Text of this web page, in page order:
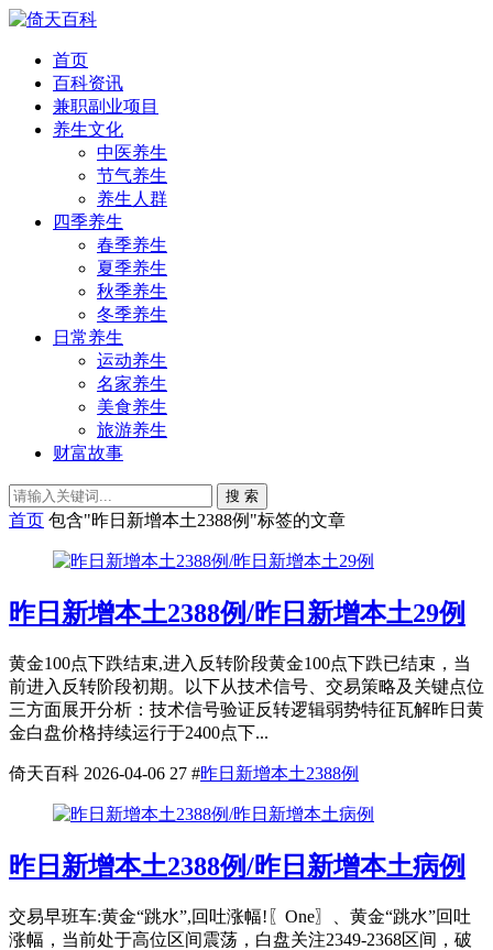
首页
百科资讯
兼职副业项目
养生文化
中医养生
节气养生
养生人群
四季养生
春季养生
夏季养生
秋季养生
冬季养生
日常养生
运动养生
名家养生
美食养生
旅游养生
财富故事
搜 索
首页 包含"昨日新增本土2388例"标签的文章
昨日新增本土2388例/昨日新增本土29例
黄金100点下跌结束,进入反转阶段黄金100点下跌已结束，当
前进入反转阶段初期。以下从技术信号、交易策略及关键点位
三方面展开分析：技术信号验证反转逻辑弱势特征瓦解昨日黄
金白盘价格持续运行于2400点下...
倚天百科 2026-04-06 27 #昨日新增本土2388例
昨日新增本土2388例/昨日新增本土病例
交易早班车:黄金“跳水”,回吐涨幅!〖One〗、黄金“跳水”回吐
涨幅，当前处于高位区间震荡，白盘关注2349-2368区间，破